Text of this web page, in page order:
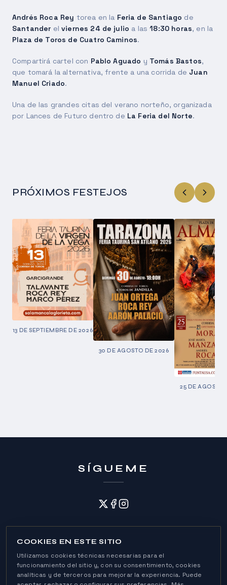
Andrés Roca Rey torea en la Feria de Santiago de
Santander elviernes 24 de julio a las18:30 horas, en la
Plaza de Toros de Cuatro Caminos.
Compartirá cartel con Pablo Aguado y Tomás Bastos,
que tomará la alternativa, frente a una corrida de Juan
Manuel Criado.
Una de las grandes citas del verano norteño, organizada
por Lances de Futuro dentro de La Feria del Norte.
PRÓXIMOS FESTEJOS
13 DE SEPTIEMBRE DE 2026
30 DE AGOSTO DE 2026
25 DE AGOSTO
SÍGUEME
Política de Cookies
COOKIES EN ESTE SITIO
Utilizamos cookies técnicas necesarias para el
funcionamiento del sitio y, con su consentimiento, cookies
analíticas y de terceros para mejorar la experiencia. Puede